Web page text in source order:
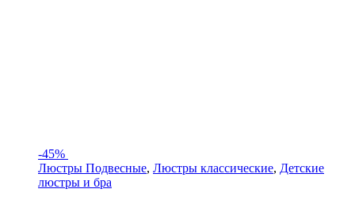
-45%
Люстры Подвесные, Люстры классические, Детские
люстры и бра